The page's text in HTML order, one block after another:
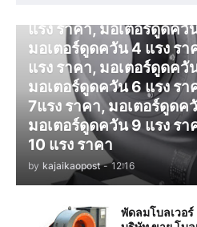
แรง ราคา, มอเตอร์ดูดควั
มอเตอร์ดูดควัน 4 แรง ร
แรง ราคา, มอเตอร์ดูดควั
มอเตอร์ดูดควัน 6 แรง ร
7แรง ราคา, มอเตอร์ดูดค
มอเตอร์ดูดควัน 9 แรง ร
10 แรง ราคา
by kajaikaopost - 12:16
พัดลมโบลเวอ